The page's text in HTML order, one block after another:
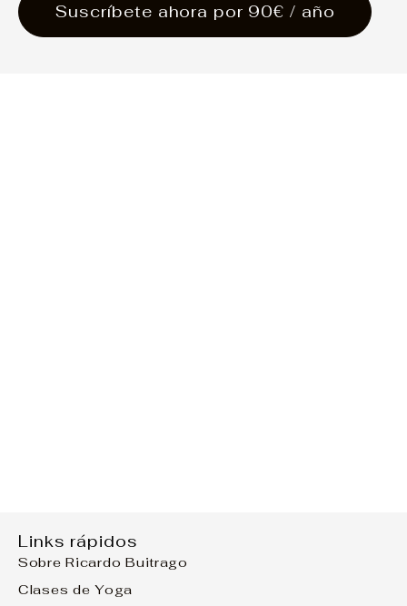
Suscríbete ahora por 90€ / año
Links rápidos
Sobre Ricardo Buitrago
Clases de Yoga